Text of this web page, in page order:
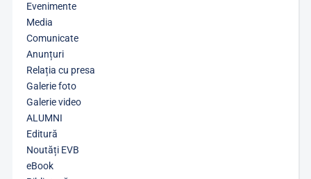
Evenimente
Media
Comunicate
Anunțuri
Relația cu presa
Galerie foto
Galerie video
ALUMNI
Editură
Noutăți EVB
eBook